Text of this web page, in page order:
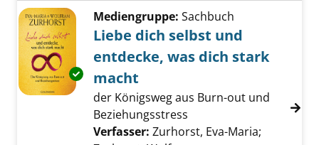
Exemplar-Details von Liebe dich selbst und
Mediengruppe: Sachbuch
Liebe dich selbst und
entdecke, was dich stark
macht
der Königsweg aus Burn-out und
Beziehungsstress
Verfasser: Zurhorst, Eva-Maria;